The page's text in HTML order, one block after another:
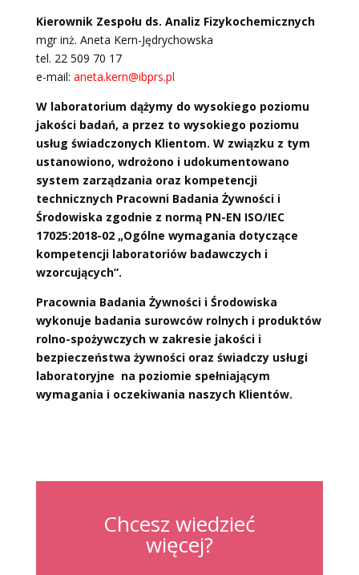
Kierownik Zespołu ds. Analiz Fizykochemicznych
mgr inż. Aneta Kern-Jędrychowska
tel. 22 509 70 17
e-mail: aneta.kern@ibprs.pl
W laboratorium dążymy do wysokiego poziomu
jakości badań, a przez to wysokiego poziomu
usług świadczonych Klientom. W związku z tym
ustanowiono, wdrożono i udokumentowano
system zarządzania oraz kompetencji
technicznych Pracowni Badania Żywności i
Środowiska zgodnie z normą PN-EN ISO/IEC
17025:2018-02 „Ogólne wymagania dotyczące
kompetencji laboratoriów badawczych i
wzorcujących”.
Pracownia Badania Żywności i Środowiska
wykonuje badania surowców rolnych i produktów
rolno-spożywczych w zakresie jakości i
bezpieczeństwa żywności oraz świadczy usługi
laboratoryjne na poziomie spełniającym
wymagania i oczekiwania naszych Klientów.
Chcesz wiedzieć
więcej?